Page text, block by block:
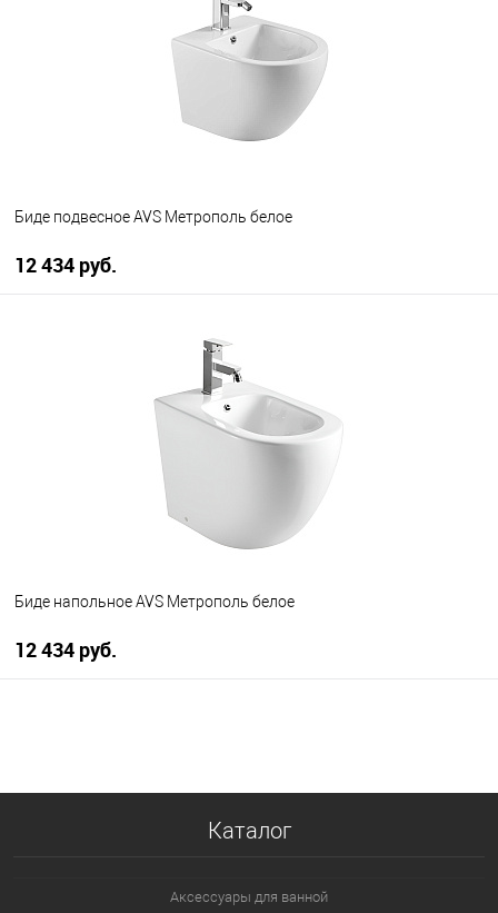
Биде подвесное AVS Метрополь белое
12 434 руб.
Биде напольное AVS Метрополь белое
12 434 руб.
Каталог
Аксессуары для ванной